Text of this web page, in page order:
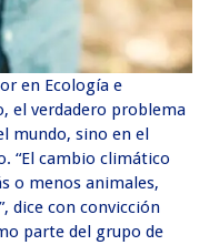
en Ecología e
el verdadero problema
mundo, sino en el
“El cambio climático
o menos animales,
dice con convicción
parte del grupo de